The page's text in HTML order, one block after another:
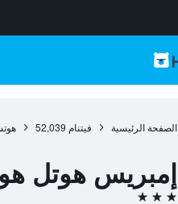
الصفحة الرئيسية فيتنام 52,039
إمبريس هوتل
3 نجوم